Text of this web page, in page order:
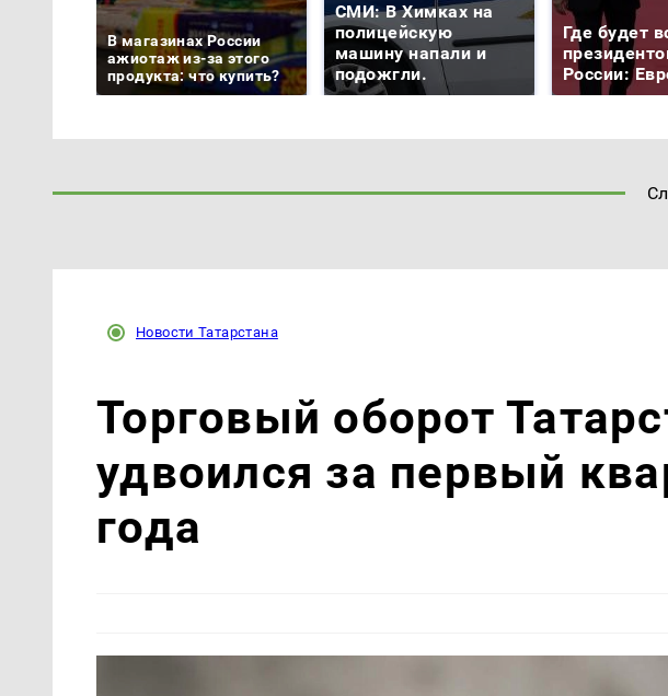
В магазинах России
ажиотаж из-за этого
продукта: что купить?
СМИ: В Химках на
полицейскую
машину напали и
подожгли.
Где будет
России:
Новости Татарстана
Торговый оборот
удвоился за первый
года